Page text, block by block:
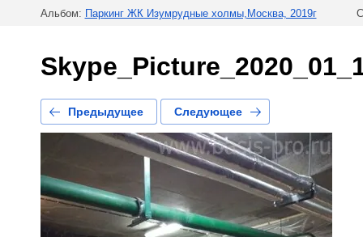
Альбом: Паркинг ЖК Изумрудные холмы,Москва, 2019г
Предыдущее Следующее